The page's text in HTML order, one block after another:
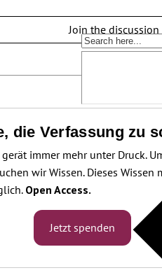
Join the discussion
die Verfassung zu
immer mehr unter Druck.
wir Wissen. Dieses Wissen
Open Access.
Jetzt spenden